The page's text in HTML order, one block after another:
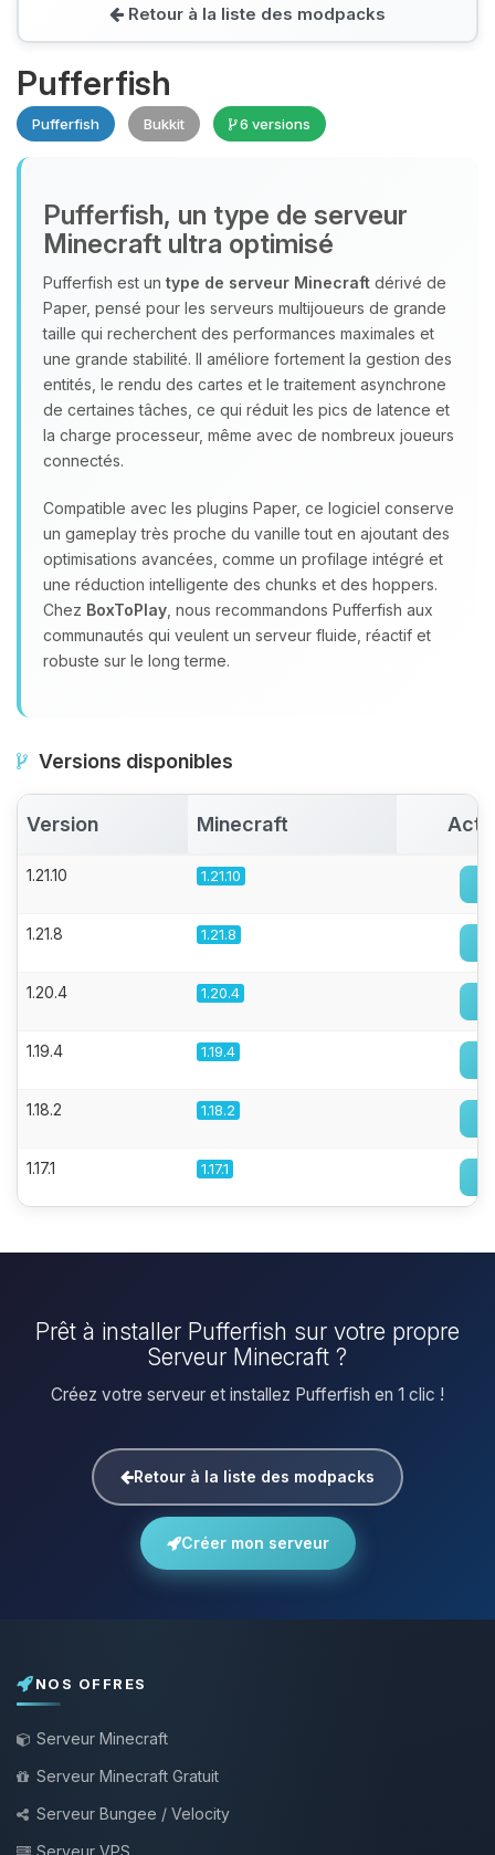
Retour à la liste des modpacks
Pufferfish
Pufferfish Bukkit 6 versions
Pufferfish, un type de serveur
Minecraft ultra optimisé
Pufferfish est un type de serveur Minecraft dérivé de
Paper, pensé pour les serveurs multijoueurs de grande
taille qui recherchent des performances maximales et
une grande stabilité. Il améliore fortement la gestion des
entités, le rendu des cartes et le traitement asynchrone
de certaines tâches, ce qui réduit les pics de latence et
la charge processeur, même avec de nombreux joueurs
connectés.
Compatible avec les plugins Paper, ce logiciel conserve
un gameplay très proche du vanille tout en ajoutant des
optimisations avancées, comme un profilage intégré et
une réduction intelligente des chunks et des hoppers.
Chez BoxToPlay , nous recommandons Pufferfish aux
communautés qui veulent un serveur fluide, réactif et
robuste sur le long terme.
Versions disponibles
Version Minecraft
1.21.10 1.21.10
1.21.8 1.21.8
1.20.4 1.20.4
1.19.4 1.19.4
1.18.2 1.18.2
1.17.1 1.17.1
Prêt à installer Pufferfish sur votre propre
Serveur Minecraft ?
Créez votre serveur et installez Pufferfish en 1 clic !
Retour à la liste des modpacks
Créer mon serveur
NOS OFFRES
Serveur Minecraft
Serveur Minecraft Gratuit
Serveur Bungee / Velocity
Serveur VPS
Youpi, enfin quelqu’un pour me
parler ! Moi c’est Choupy, ton petit
assistant BoxToPlay. Dis-moi ce dont
tu as besoin et je vais remuer mes
petits circuits pour t’aider.
06/08/2026 à 21:40